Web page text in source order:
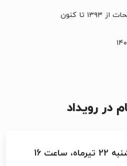
تا کنون
در رویداد
ساعت 16